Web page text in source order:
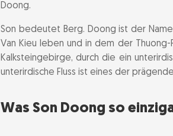
Der Nationalpark Phong
Doong.
Son bedeutet Berg. Doong ist der
Van Kieu leben und in dem der
Kalksteingebirge, durch die ein
unterirdische Fluss ist eines der
Was Son Doong so